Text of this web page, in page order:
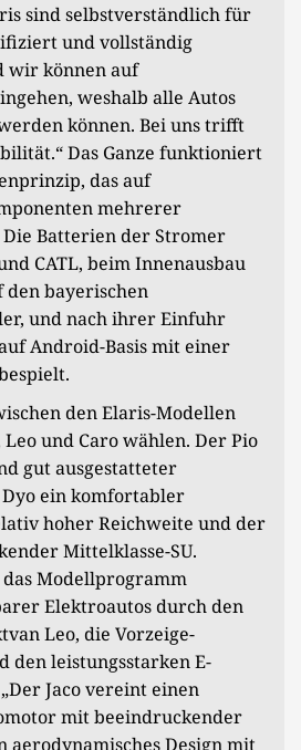
sind selbstverständlich für
und vollständig
wir können auf
weshalb alle Autos
können. Bei uns trifft
Das Ganze funktioniert
das auf
mehrerer
Batterien der Stromer
CATL, beim Innenausbau
den bayerischen
und nach ihrer Einfuhr
Android-Basis mit einer
den Elaris-Modellen
Leo und Caro wählen. Der Pio
gut ausgestatteter
ein komfortabler
hoher Reichweite und der
Mittelklasse-SU.
Modellprogramm
Elektroautos durch den
Leo, die Vorzeige-
den leistungsstarken E-
Jaco vereint einen
mit beeindruckender
aerodynamisches Design mit